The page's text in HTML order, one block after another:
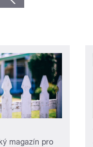
magazín pro